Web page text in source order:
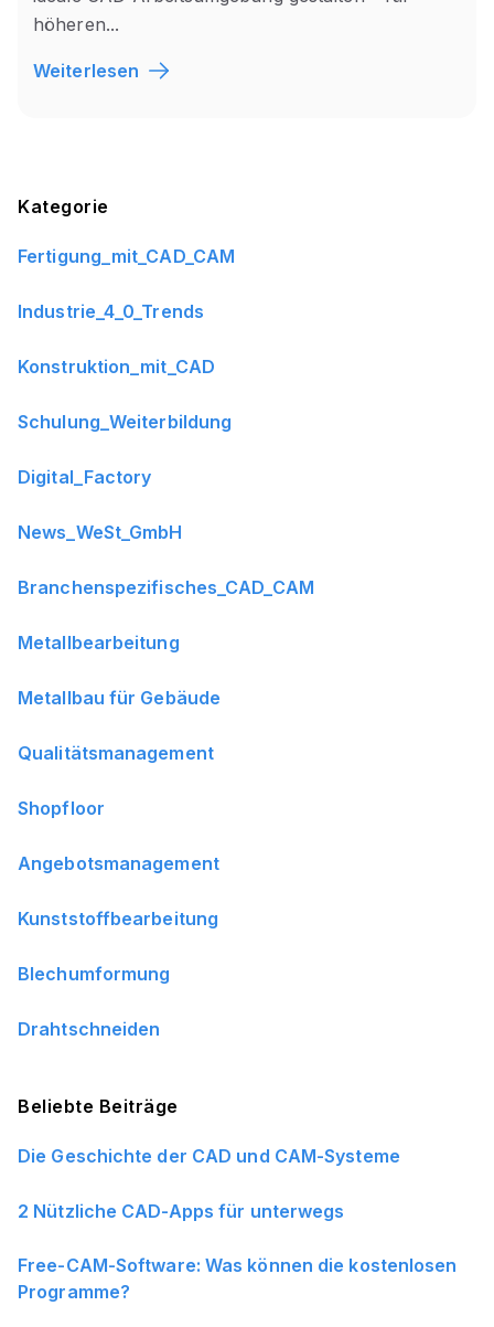
höheren...
Weiterlesen
Blog Sidebar
Kategorie
Fertigung_mit_CAD_CAM
Industrie_4_0_Trends
Konstruktion_mit_CAD
Schulung_Weiterbildung
Digital_Factory
News_WeSt_GmbH
Branchenspezifisches_CAD_CAM
Metallbearbeitung
Metallbau für Gebäude
Qualitätsmanagement
Shopfloor
Angebotsmanagement
Kunststoffbearbeitung
Blechumformung
Drahtschneiden
Beliebte Beiträge
Die Geschichte der CAD und CAM-Systeme
2 Nützliche CAD-Apps für unterwegs
Free-CAM-Software: Was können die kostenlosen
Programme?